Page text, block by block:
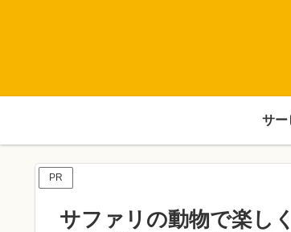
サー
PR
サファリの動物で楽し